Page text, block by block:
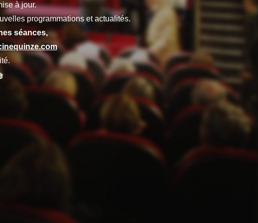
à jour.
programmations et actualités.
séances,